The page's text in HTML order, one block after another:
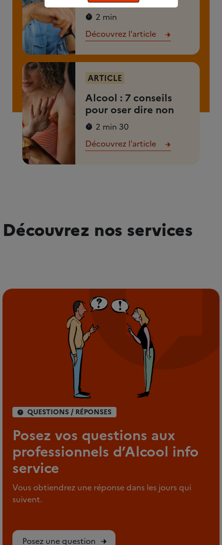
2 min
Découvrez l'article
ARTICLE
Alcool : 7 conseils
pour oser dire non
2 min 30
Découvrez l'article
Découvrez nos services
QUESTIONS / RÉPONSES
Posez vos questions aux
professionnels d’Alcool info
service
Vous obtiendrez une réponse dans les jours qui
suivent.
Posez une question